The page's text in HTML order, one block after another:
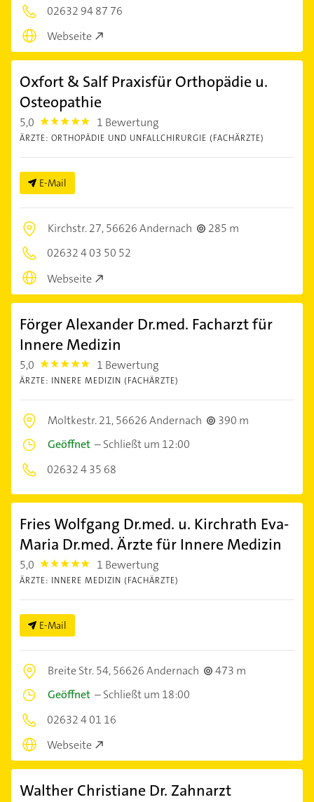
02632 94 87 76
Webseite
Oxfort & Salf Praxisfür Orthopädie u.
Osteopathie
5,0 5.0 1 Bewertung
ÄRZTE: ORTHOPÄDIE UND UNFALLCHIRURGIE (FACHÄRZTE)
E-Mail
Kirchstr. 27,56626 Andernach
285 m
02632 4 03 50 52
Webseite
Förger Alexander Dr.med. Facharzt für
Innere Medizin
5,0 5.0 1 Bewertung
ÄRZTE: INNERE MEDIZIN (FACHÄRZTE)
Moltkestr. 21,56626 Andernach
390 m
Geöffnet –Schließt um 12:00
02632 4 35 68
Fries Wolfgang Dr.med. u. Kirchrath Eva-
Maria Dr.med. Ärzte für Innere Medizin
5,0 5.0 1 Bewertung
ÄRZTE: INNERE MEDIZIN (FACHÄRZTE)
E-Mail
Breite Str. 54,56626 Andernach
473 m
Geöffnet –Schließt um 18:00
02632 4 01 16
Webseite
Walther Christiane Dr. Zahnarzt